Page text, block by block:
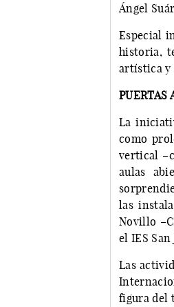
Ángel
Especial
historia,
artística y
PUERTAS
La
como
vertical
aulas
las
Novillo
el IES San
Las
figura del